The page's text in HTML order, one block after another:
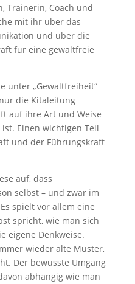
Trainerin, Coach und
mit ihr über das
und über die
für eine gewaltfreie
unter „Gewaltfreiheit“
die Kitaleitung
auf ihre Art und Weise
Einen wichtigen Teil
und der Führungskraft
auf, dass
selbst – und zwar im
spielt vor allem eine
spricht, wie man sich
eigene Denkweise.
wieder alte Muster,
Der bewusste Umgang
abhängig wie man